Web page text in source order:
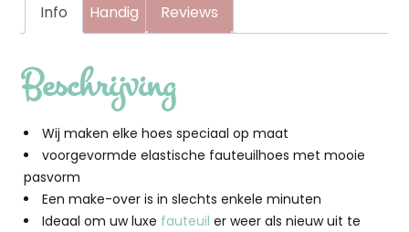
Info Handig Reviews
Beschrijving
Wij maken elke hoes speciaal op maat
voorgevormde elastische fauteuilhoes met mooie
pasvorm
Een make-over is in slechts enkele minuten
Ideaal om uw luxe fauteuil er weer als nieuw uit te